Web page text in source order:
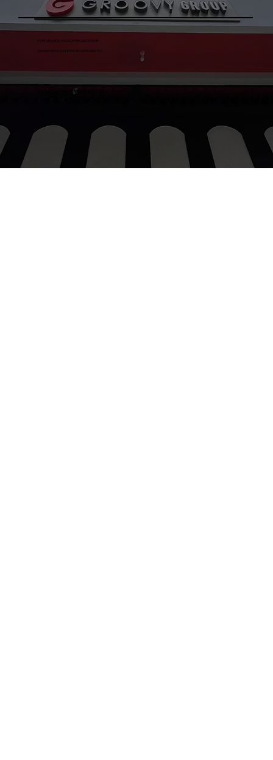
FOR VENUE & VENDOR RELATIONSHIP
please send your price & catalogue to:
procurementgroovygroup@gmail.com